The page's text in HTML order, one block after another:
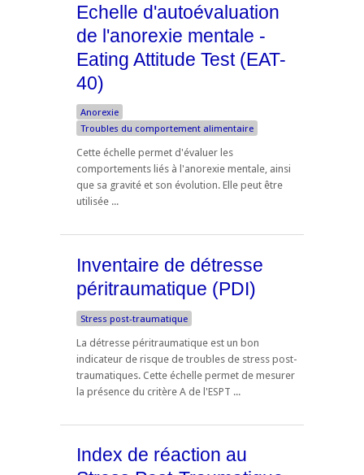
Echelle d'autoévaluation
de l'anorexie mentale -
Eating Attitude Test (EAT-
40)
Anorexie
Troubles du comportement alimentaire
Cette échelle permet d'évaluer les
comportements liés à l'anorexie mentale, ainsi
que sa gravité et son évolution. Elle peut être
utilisée ...
Inventaire de détresse
péritraumatique (PDI)
Stress post-traumatique
La détresse péritraumatique est un bon
indicateur de risque de troubles de stress post-
traumatiques. Cette échelle permet de mesurer
la présence du critère A de l'ESPT ...
Index de réaction au